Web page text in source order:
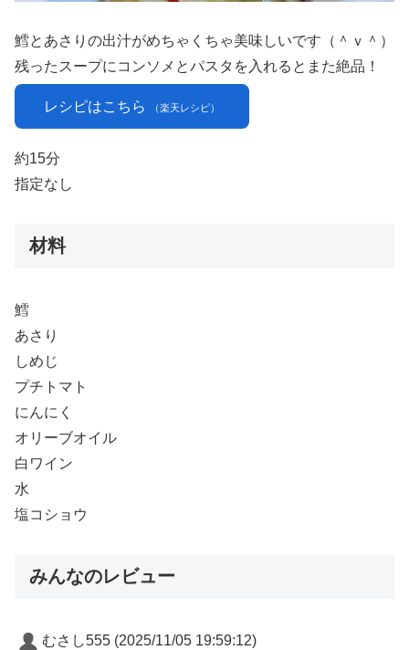
鱈とあさりの出汁がめちゃくちゃ美味しいです（＾ｖ＾）
残ったスープにコンソメとパスタを入れるとまた絶品！
レシピはこちら （楽天レシピ）
約15分
指定なし
材料
鱈
あさり
しめじ
プチトマト
にんにく
オリーブオイル
白ワイン
水
塩コショウ
みんなのレビュー
むさし555 (2025/11/05 19:59:12)